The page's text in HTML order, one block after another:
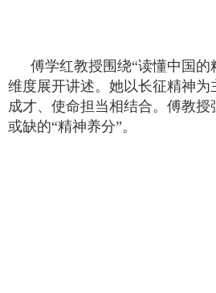
傅学红教授围绕“读懂中国
维度展开讲述。她以长征精神
成才、使命担当相结合。傅教
或缺的“精神养分”。